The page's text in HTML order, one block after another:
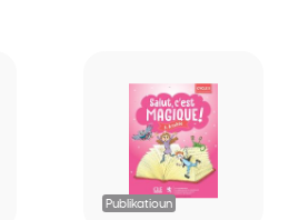
Publikatioun